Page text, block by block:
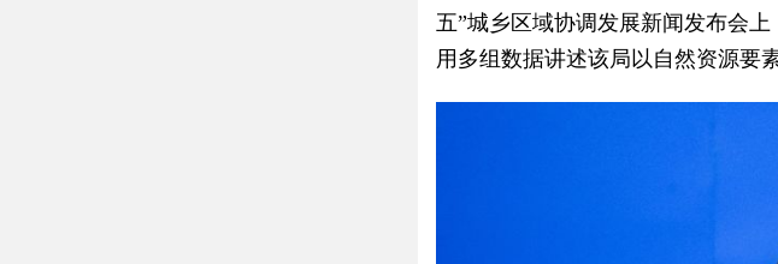
五”城乡区域协调发展新闻发布会
用多组数据讲述该局以自然资源要